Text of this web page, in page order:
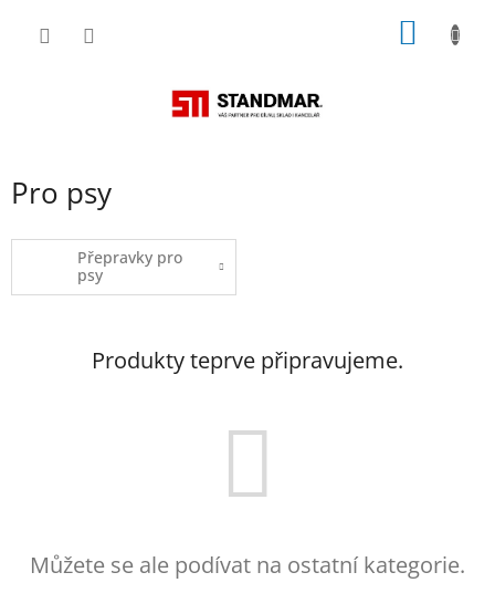
Pro psy
Přepravky pro
psy
Produkty teprve připravujeme.
Můžete se ale podívat na ostatní kategorie.